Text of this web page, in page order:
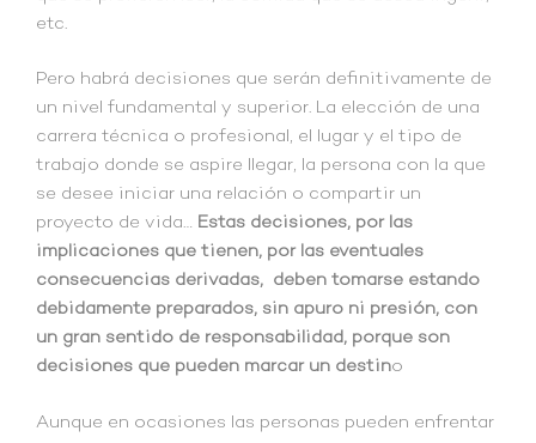
etc.
Pero habrá decisiones que serán definitivamente de
un nivel fundamental y superior. La elección de una
carrera técnica o profesional, el lugar y el tipo de
trabajo donde se aspire llegar, la persona con la que
se desee iniciar una relación o compartir un
proyecto de vida… Estas decisiones, por las
implicaciones que tienen, por las eventuales
consecuencias derivadas, deben tomarse estando
debidamente preparados, sin apuro ni presión, con
un gran sentido de responsabilidad, porque son
decisiones que pueden marcar un destino
Aunque en ocasiones las personas pueden enfrentar